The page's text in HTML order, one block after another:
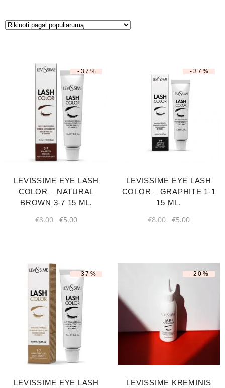
-37%
LEVISSIME EYE LASH
COLOR – NATURAL
BROWN 3-7 15 ML.
€8.00 €5.00
-37%
LEVISSIME EYE LASH
COLOR – GRAPHITE 1-1
15 ML.
€8.00 €5.00
-37%
LEVISSIME EYE LASH
-20%
LEVISSIME KREMINIS